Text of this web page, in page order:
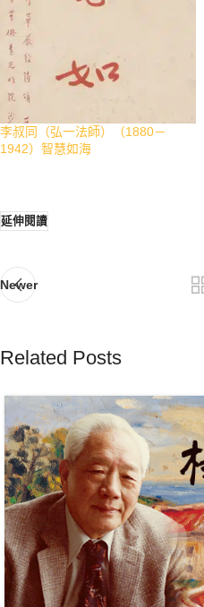
李叔同（弘一法師）（1880－
1942）智慧如海
延伸閱讀
Newer
Related Posts